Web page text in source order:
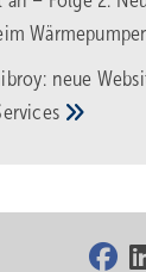
neue